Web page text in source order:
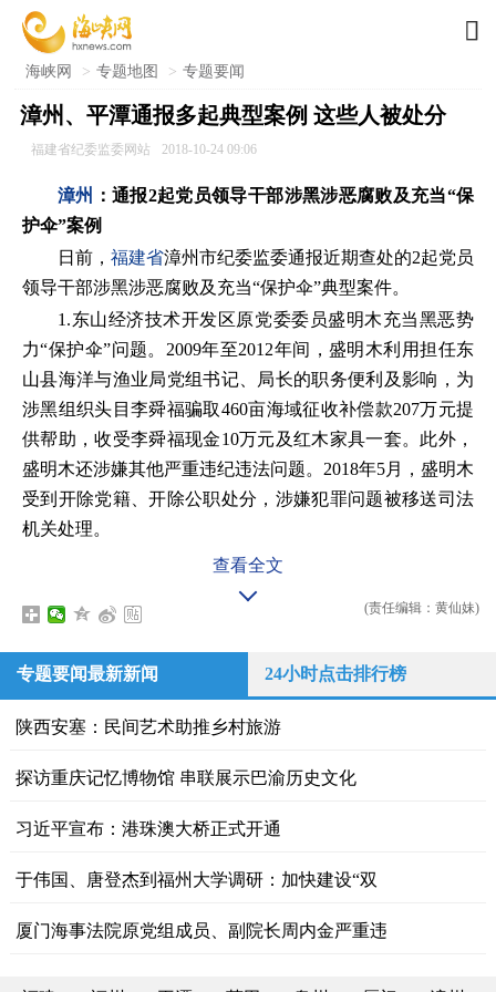

海峡网 > 专题地图 > 专题要闻
漳州、平潭通报多起典型案例 这些人被处分
福建省纪委监委网站 2018-10-24 09:06
漳州
：通报2起党员领导干部涉黑涉恶腐败及充当“保
护伞”案例
日前， 福建省漳州市纪委监委通报近期查处的2起党员
领导干部涉黑涉恶腐败及充当“保护伞”典型案件。
1.东山经济技术开发区原党委委员盛明木充当黑恶势
力“保护伞”问题。2009年至2012年间，盛明木利用担任东
山县海洋与渔业局党组书记、局长的职务便利及影响，为
涉黑组织头目李舜福骗取460亩海域征收补偿款207万元提
供帮助，收受李舜福现金10万元及红木家具一套。此外，
盛明木还涉嫌其他严重违纪违法问题。2018年5月，盛明木
受到开除党籍、开除公职处分，涉嫌犯罪问题被移送司法
机关处理。
查看全文
(责任编辑：黄仙妹)
专题要闻最新新闻 24小时点击排行榜
陕西安塞：民间艺术助推乡村旅游
探访重庆记忆博物馆 串联展示巴渝历史文化
习近平宣布：港珠澳大桥正式开通
于伟国、唐登杰到福州大学调研：加快建设“双
厦门海事法院原党组成员、副院长周内金严重违